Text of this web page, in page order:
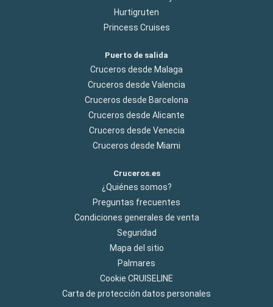
Hurtigruten
Princess Cruises
Puerto de salida
Cruceros desde Malaga
Cruceros desde Valencia
Cruceros desde Barcelona
Cruceros desde Alicante
Cruceros desde Venecia
Cruceros desde Miami
Cruceros.es
¿Quiénes somos?
Preguntas frecuentes
Condiciones generales de venta
Seguridad
Mapa del sitio
Palmares
Cookie CRUISELINE
Carta de protección datos personales